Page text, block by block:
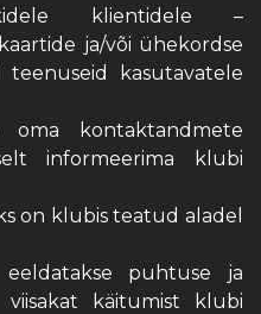
klientidele –
ja/või ühekordse
kasutavatele
oma kontaktandmete
informeerima klubi
on klubis teatud aladel
puhtuse ja
käitumist klubi